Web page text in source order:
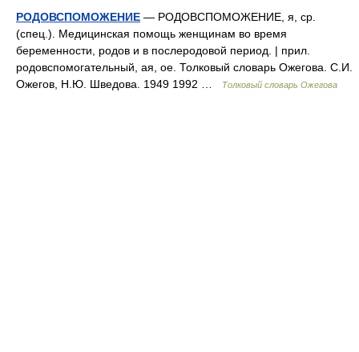
РОДОВСПОМОЖЕНИЕ — РОДОВСПОМОЖЕНИЕ, я, ср.
(спец.). Медицинская помощь женщинам во время
беременности, родов и в послеродовой период. | прил.
родовспомогательный, ая, ое. Толковый словарь Ожегова. С.И.
Ожегов, Н.Ю. Шведова. 1949 1992 …
Толковый словарь Ожегова